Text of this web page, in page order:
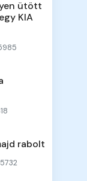
ütött
KIA
rabolt